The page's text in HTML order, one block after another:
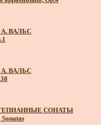
А. ВАЛЬС
А. ВАЛЬС
СОНАТЫ
Sonatas